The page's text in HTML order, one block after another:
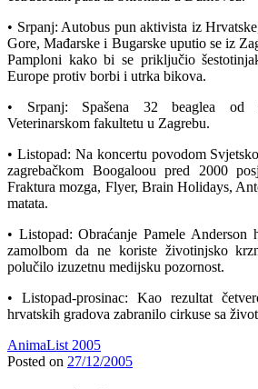
• Srpanj: Autobus pun aktivista iz
Gore, Mađarske i Bugarske uputio se iz
Pamploni kako bi se priključio
Europe protiv borbi i utrka bikova.
• Srpanj: Spašena 32 beaglea od
Veterinarskom fakultetu u Zagrebu.
• Listopad: Na koncertu povodom
zagrebačkom Boogaloou pred 2000
Fraktura mozga, Flyer, Brain Holidays,
matata.
• Listopad: Obraćanje Pamele Anderson
zamolbom da ne koriste životinjsko
polučilo izuzetnu medijsku pozornost.
• Listopad-prosinac: Kao rezultat
hrvatskih gradova zabranilo cirkuse sa
AnimaList 2005
Posted on 27/12/2005